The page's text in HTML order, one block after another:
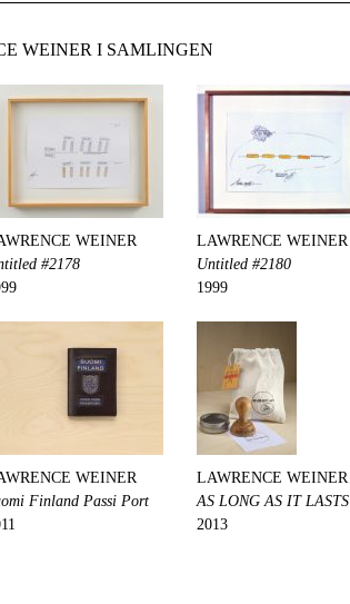
WEINER I SAMLINGEN
WEINER
#2178
LAWRENCE WEINER
Untitled #2180
1999
WEINER
Finland Passi Port
LAWRENCE WEINER
AS LONG AS IT LASTS
2013